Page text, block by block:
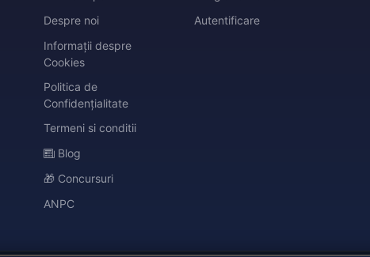
Despre noi
Informații despre
Cookies
Politica de
Confidențialitate
Termeni si conditii
Blog
🎁 Concursuri
ANPC
Autentificare